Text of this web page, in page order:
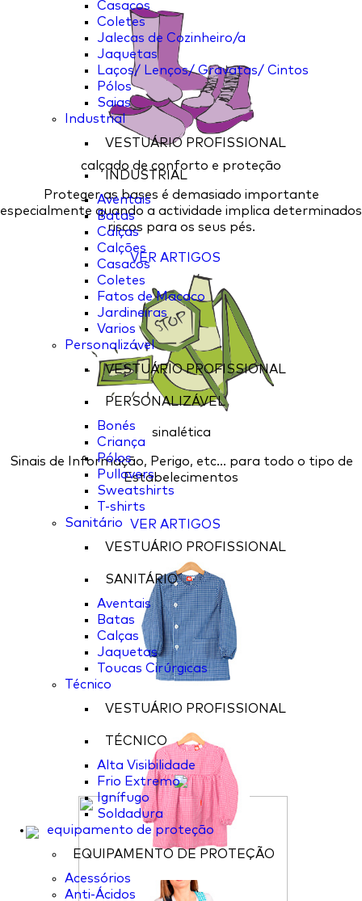
Casacos
Coletes
Jalecas de Cozinheiro/a
Jaquetas
Laços/ Lenços/ Gravatas/ Cintos
Pólos
Saias
Industrial
VESTUÁRIO PROFISSIONAL
INDUSTRIAL
Aventais
Batas
Calças
Calções
Casacos
Coletes
Fatos de Macaco
Jardineiras
Varios
Personalizável
VESTUÁRIO PROFISSIONAL
PERSONALIZÁVEL
Bonés
Criança
Pólos
Pullovers
Sweatshirts
T-shirts
Sanitário
VESTUÁRIO PROFISSIONAL
SANITÁRIO
Aventais
Batas
Calças
Jaquetas
Toucas Cirúrgicas
Técnico
VESTUÁRIO PROFISSIONAL
TÉCNICO
Alta Visibilidade
Frio Extremo
Ignífugo
Soldadura
equipamento de proteção
EQUIPAMENTO DE PROTEÇÃO
Acessórios
Anti-Ácidos
calçado de conforto e proteção
Proteger as bases é demasiado importante
especialmente quando a actividade implica determinados
riscos para os seus pés.
VER ARTIGOS
sinalética
Sinais de Informação, Perigo, etc... para todo o tipo de
Estabelecimentos
VER ARTIGOS